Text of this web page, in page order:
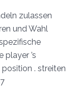
zulassen
und Wahl
’s
. streiten